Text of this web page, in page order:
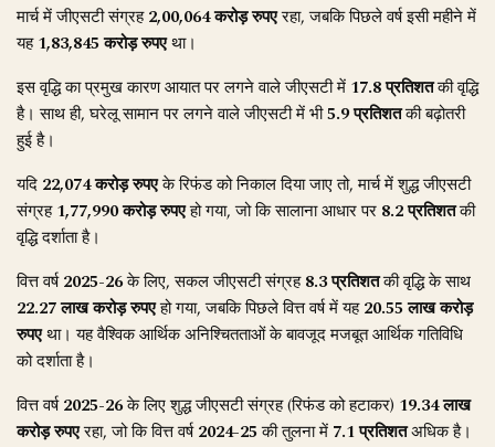
मार्च में जीएसटी संग्रह2,00,064 करोड़ रुपएरहा, जबकि पिछले वर्ष इसी महीने में
यह1,83,845 करोड़ रुपएथा।
इस वृद्धि का प्रमुख कारण आयात पर लगने वाले जीएसटी में 17.8 प्रतिशतकी वृद्धि
है। साथ ही, घरेलू सामान पर लगने वाले जीएसटी में भी5.9 प्रतिशतकी बढ़ोतरी
हुई है।
यदि 22,074 करोड़ रुपएके रिफंड को निकाल दिया जाए तो, मार्च में शुद्ध जीएसटी
संग्रह1,77,990 करोड़ रुपएहो गया, जो कि सालाना आधार पर 8.2 प्रतिशतकी
वृद्धि दर्शाता है।
वित्त वर्ष2025-26के लिए, सकल जीएसटी संग्रह8.3 प्रतिशतकी वृद्धि के साथ
22.27 लाख करोड़ रुपएहो गया, जबकि पिछले वित्त वर्ष में यह20.55 लाख करोड़
रुपएथा। यह वैश्विक आर्थिक अनिश्चितताओं के बावजूद मजबूत आर्थिक गतिविधि
को दर्शाता है।
वित्त वर्ष2025-26के लिए शुद्ध जीएसटी संग्रह (रिफंड को हटाकर) 19.34 लाख
करोड़ रुपएरहा, जो कि वित्त वर्ष2024-25की तुलना में 7.1 प्रतिशतअधिक है।